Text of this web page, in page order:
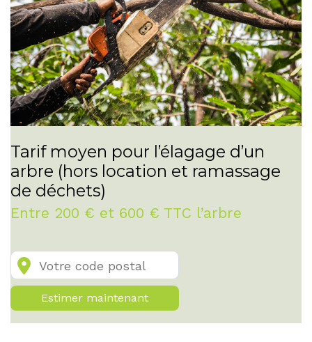
Tarif moyen pour l’élagage d’un
arbre (hors location et ramassage
de déchets)
Entre 200 € et 600 € TTC l’arbre
Estimer maintenant